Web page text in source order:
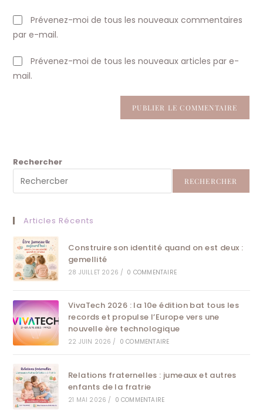
Prévenez-moi de tous les nouveaux commentaires
par e-mail.
Prévenez-moi de tous les nouveaux articles par e-
mail.
Rechercher
RECHERCHER
Articles Récents
Construire son identité quand on est deux :
gemellité
28 JUILLET 2026 / 0 COMMENTAIRE
VivaTech 2026 : la 10e édition bat tous les
records et propulse l’Europe vers une
nouvelle ère technologique
22 JUIN 2026 / 0 COMMENTAIRE
Relations fraternelles : jumeaux et autres
enfants de la fratrie
21 MAI 2026 / 0 COMMENTAIRE